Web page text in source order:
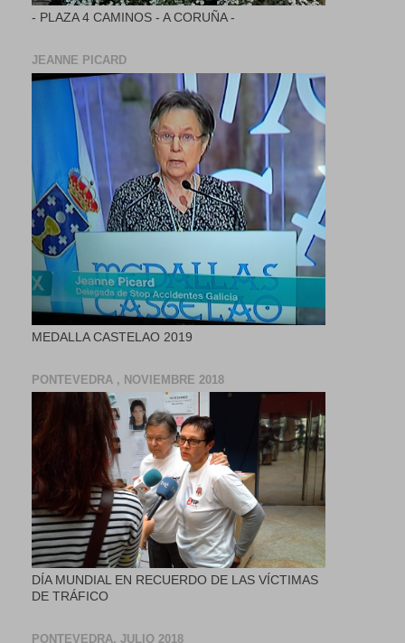
- PLAZA 4 CAMINOS - A CORUÑA -
JEANNE PICARD
MEDALLA CASTELAO 2019
PONTEVEDRA , NOVIEMBRE 2018
DÍA MUNDIAL EN RECUERDO DE LAS VÍCTIMAS
DE TRÁFICO
PONTEVEDRA, JULIO 2018